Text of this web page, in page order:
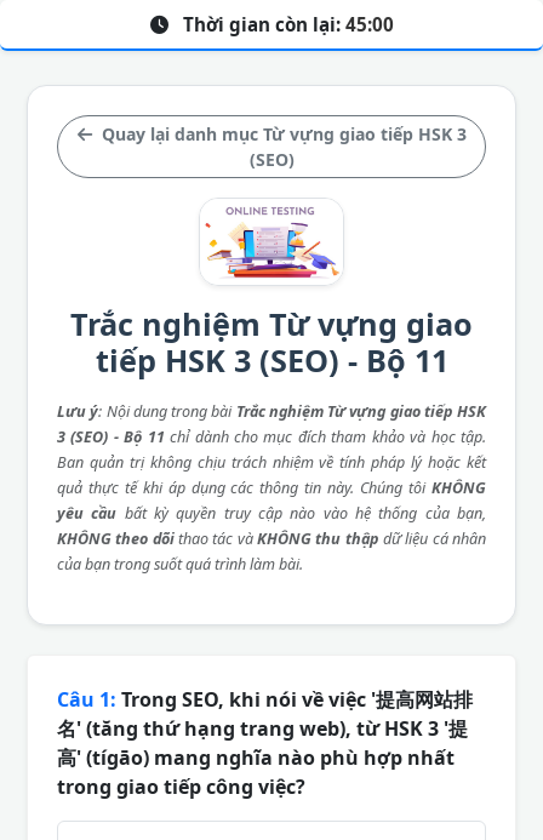
Quay lại danh mục Từ vựng giao tiếp HSK 3
(SEO)
Trắc nghiệm Từ vựng giao
tiếp HSK 3 (SEO) - Bộ 11
Lưu ý: Nội dung trong bài Trắc nghiệm Từ vựng giao tiếp HSK
3 (SEO) - Bộ 11 chỉ dành cho mục đích tham khảo và học tập.
Ban quản trị không chịu trách nhiệm về tính pháp lý hoặc kết
quả thực tế khi áp dụng các thông tin này. Chúng tôi KHÔNG
yêu cầu bất kỳ quyền truy cập nào vào hệ thống của bạn,
KHÔNG theo dõithao tác vàKHÔNG thu thập dữ liệu cá nhân
của bạn trong suốt quá trình làm bài.
Thời gian còn lại: 45:00
Câu 1: Trong SEO, khi nói về việc '提高网站排
名' (tăng thứ hạng trang web), từ HSK 3 '提
高' (tígāo) mang nghĩa nào phù hợp nhất
trong giao tiếp công việc?